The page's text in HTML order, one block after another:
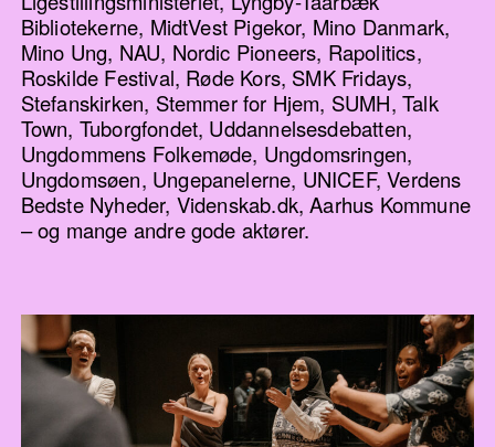
Bibliotekerne, MidtVest Pigekor, Mino Danmark,
Mino Ung, NAU, Nordic Pioneers, Rapolitics,
Roskilde Festival, Røde Kors, SMK Fridays,
Stefanskirken, Stemmer for Hjem, SUMH, Talk
Town, Tuborgfondet, Uddannelsesdebatten,
Ungdommens Folkemøde, Ungdomsringen,
Ungdomsøen, Ungepanelerne, UNICEF, Verdens
Bedste Nyheder, Videnskab.dk, Aarhus Kommune
– og mange andre gode aktører.